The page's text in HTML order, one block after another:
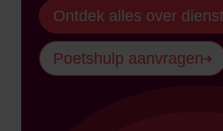
Ontdek alles over
Poetshulp aanvragen